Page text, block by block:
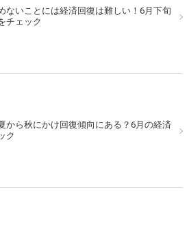
ないことには経済回復は難しい！6月下旬
チェック
から秋にかけ回復傾向にある？6月の経済
ク